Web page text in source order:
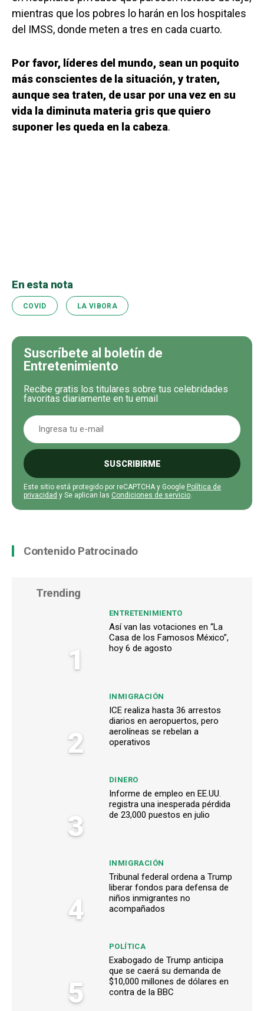
mientras que los pobres lo harán en los hospitales
del IMSS, donde meten a tres en cada cuarto.
Por favor, líderes del mundo, sean un poquito
más conscientes de la situación, y traten,
aunque sea traten, de usar por una vez en su
vida la diminuta materia gris que quiero
suponer les queda en la cabeza.
En esta nota
COVID LA VIBORA
Suscríbete al boletín de
Entretenimiento
Recibe gratis los titulares sobre tus celebridades
favoritas diariamente en tu email
SUSCRIBIRME
Este sitio está protegido por reCAPTCHA y Google Política de
privacidad y Se aplican las Condiciones de servicio.
Contenido Patrocinado
Trending
1
ENTRETENIMIENTO
Así van las votaciones en “La
Casa de los Famosos México”,
hoy 6 de agosto
2
INMIGRACIÓN
ICE realiza hasta 36 arrestos
diarios en aeropuertos, pero
aerolíneas se rebelan a
operativos
3
DINERO
Informe de empleo en EE.UU.
registra una inesperada pérdida
de 23,000 puestos en julio
4
INMIGRACIÓN
Tribunal federal ordena a Trump
liberar fondos para defensa de
niños inmigrantes no
acompañados
5
POLÍTICA
Exabogado de Trump anticipa
que se caerá su demanda de
$10,000 millones de dólares en
contra de la BBC